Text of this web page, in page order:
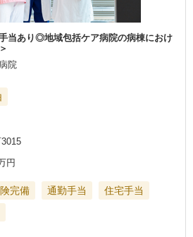
当あり◎地域包括ケア病院の病棟におけ
院
円
完備 通勤手当
住宅手当